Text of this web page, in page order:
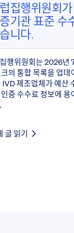
집행위원회
기관 표준 수
니다.
행위원회는 2026년
의 통합 목록을 업
IVD 제조업체가 예산
증 수수료 정보에
글 읽기